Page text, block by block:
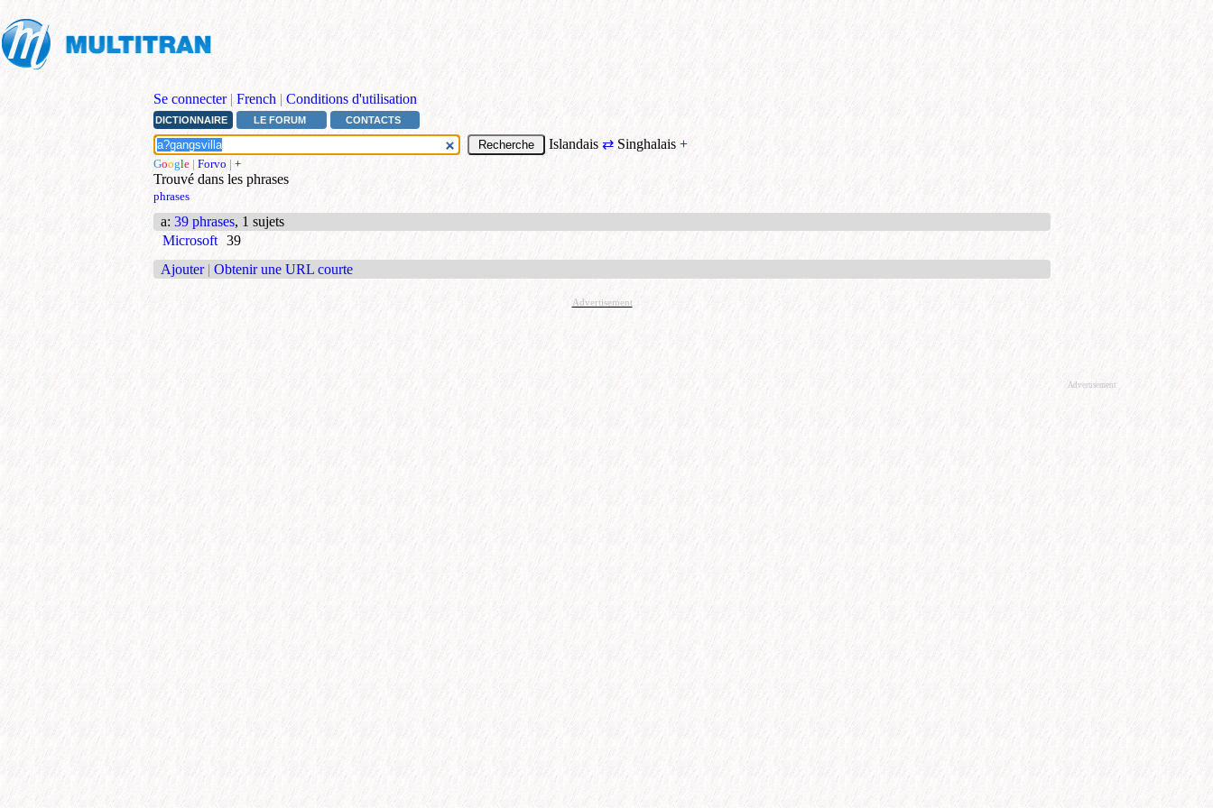
Se connecter | French | Conditions d'utilisation
DICTIONNAIRE LE FORUM CONTACTS
Islandais ⇄ Singhalais+
Google | Forvo | +
Trouvé dans les phrases
phrases
a: 39 phrases, 1 sujets
Microsoft 39
Ajouter | Obtenir une URL courte
Advertisement
Advertisement